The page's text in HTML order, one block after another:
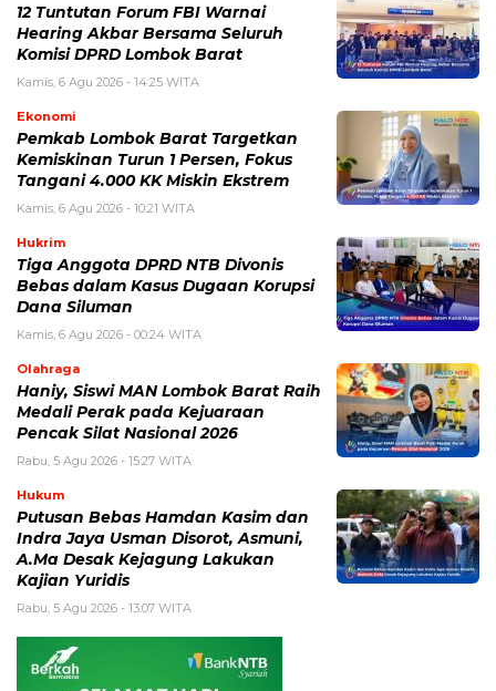
12 Tuntutan Forum FBI Warnai
Hearing Akbar Bersama Seluruh
Komisi DPRD Lombok Barat
Kamis, 6 Agu 2026 - 14:25 WITA
Ekonomi
Pemkab Lombok Barat Targetkan
Kemiskinan Turun 1 Persen, Fokus
Tangani 4.000 KK Miskin Ekstrem
Kamis, 6 Agu 2026 - 10:21 WITA
Hukrim
Tiga Anggota DPRD NTB Divonis
Bebas dalam Kasus Dugaan Korupsi
Dana Siluman
Kamis, 6 Agu 2026 - 00:24 WITA
Olahraga
Haniy, Siswi MAN Lombok Barat Raih
Medali Perak pada Kejuaraan
Pencak Silat Nasional 2026
Rabu, 5 Agu 2026 - 15:27 WITA
Hukum
Putusan Bebas Hamdan Kasim dan
Indra Jaya Usman Disorot, Asmuni,
A.Ma Desak Kejagung Lakukan
Kajian Yuridis
Rabu, 5 Agu 2026 - 13:07 WITA